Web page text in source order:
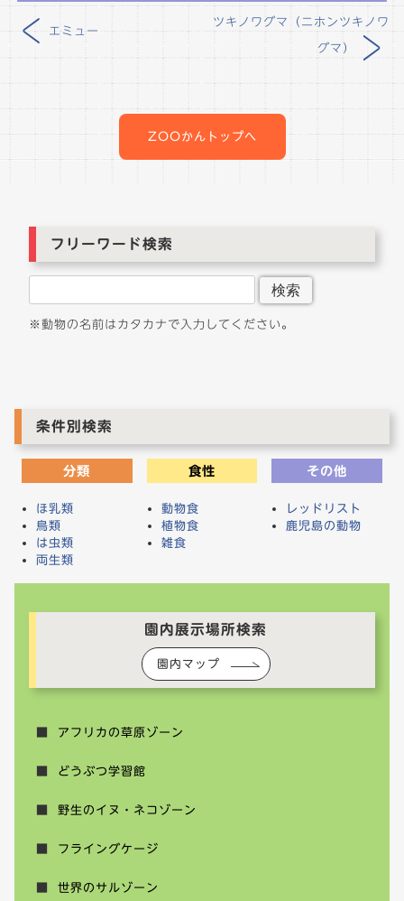
投
稿
ナ
ン
< エミュー
ツキノワグマ（ニホンツキノワ
グマ） >
ZOOかんトップへ
フリーワード検索
検索
※動物の名前はカタカナで入力してください。
条件別検索
分類
ほ乳類
鳥類
は虫類
両生類
食性
動物食
植物食
雑食
その他
レッドリスト
鹿児島の動物
園内展示場所検索
園内マップ
アフリカの草原ゾーン
どうぶつ学習館
野生のイヌ・ネコゾーン
フライングケージ
世界のサルゾーン